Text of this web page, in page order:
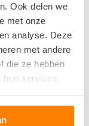
Ook delen we
met onze
analyse. Deze
met andere
die ze hebben
services.
autosloop of
Raak Penders
van
. Deze bedrijven
of als u